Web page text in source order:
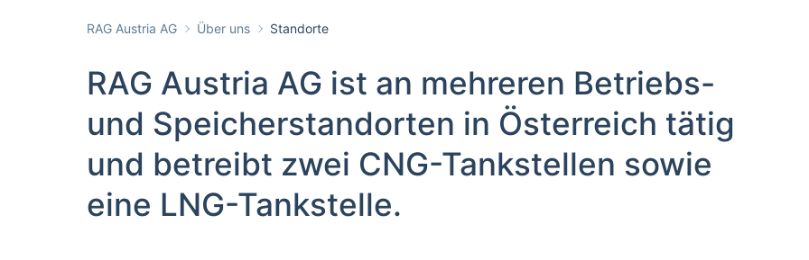
RAG Austria AG Über uns Standorte
RAG Austria AG ist an mehreren Betriebs-
und Speicherstandorten in Österreich tätig
und betreibt zwei CNG-Tankstellen sowie
eine LNG-Tankstelle.